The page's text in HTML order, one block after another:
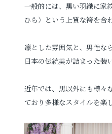
一般的には、黒い羽織に家
ひら）という上質な袴を合
凛とした雰囲気と、男性な
日本の伝統美が詰まった装
近年では、黒以外にも様々
ており多様なスタイルを楽